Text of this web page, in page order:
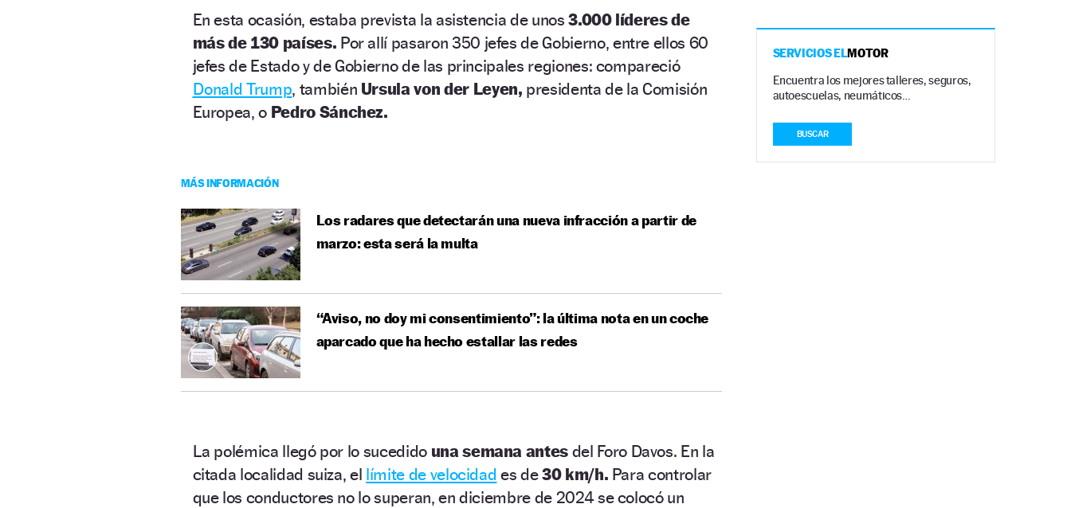
En esta ocasión, estaba prevista la asistencia de unos3.000 líderes de
más de 130 países. Por allí pasaron 350 jefes de Gobierno, entre ellos 60
jefes de Estado y de Gobierno de las principales regiones: compareció
Donald Trump, también Ursula von der Leyen, presidenta de la Comisión
Europea, o Pedro Sánchez.
MÁS INFORMACIÓN
Los radares que detectarán una nueva infracción a partir de
marzo: esta será la multa
“Aviso, no doy mi consentimiento”: la última nota en un coche
aparcado que ha hecho estallar las redes
La polémica llegó por lo sucedidouna semana antes del Foro Davos. En la
citada localidad suiza, el límite de velocidad es de30 km/h. Para controlar
que los conductores no lo superan, en diciembre de 2024 se colocó un
SERVICIOS ELMOTOR
Encuentra los mejores talleres, seguros,
autoescuelas, neumáticos…
BUSCAR